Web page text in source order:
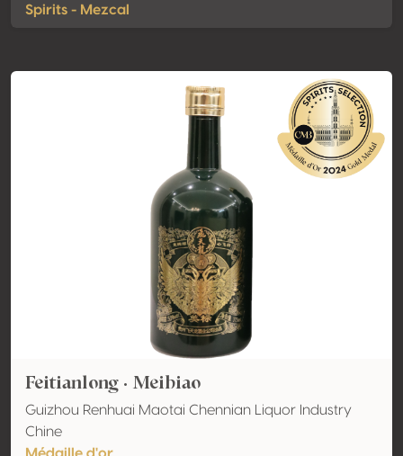
Spirits - Mezcal
Feitianlong · Meibiao
Guizhou Renhuai Maotai Chennian Liquor Industry
Chine